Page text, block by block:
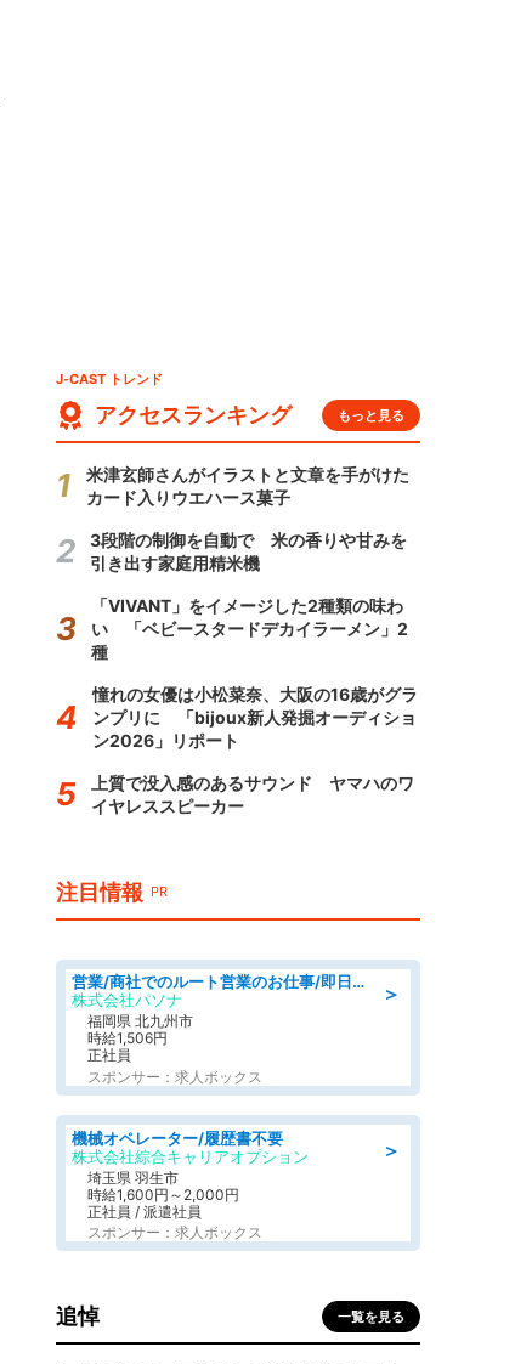
J-CAST トレンド
アクセスランキング もっと見る
米津玄師さんがイラストと文章を手がけた
カード入りウエハース菓子
3段階の制御を自動で 米の香りや甘みを
引き出す家庭用精米機
「VIVANT」をイメージした2種類の味わ
い 「ベビースタードデカイラーメン」2
種
憧れの女優は小松菜奈、大阪の16歳がグラ
ンプリに 「bijoux新人発掘オーディショ
ン2026」リポート
上質で没入感のあるサウンド ヤマハのワ
イヤレススピーカー
注目情報 PR
＞
営業/商社でのルート営業のお仕事/即日勤務可/車通勤可/営業
株式会社パソナ
福岡県 北九州市
時給1,506円
正社員
スポンサー：求人ボックス
＞
機械オペレーター/履歴書不要
株式会社綜合キャリアオプション
埼玉県 羽生市
時給1,600円～2,000円
正社員 / 派遣社員
スポンサー：求人ボックス
追悼 一覧を見る